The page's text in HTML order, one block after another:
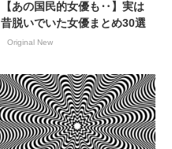
【あの国民的女優も‥】実は
昔脱いでいた女優まとめ30選
Original New